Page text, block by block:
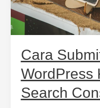
Cara
WordPress
Search